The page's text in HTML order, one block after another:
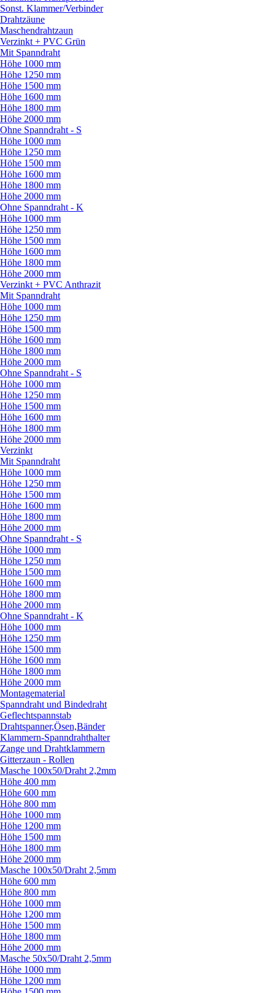
Sonst. Klammer/Verbinder
Drahtzäune
Maschendrahtzaun
Verzinkt + PVC Grün
Mit Spanndraht
Höhe 1000 mm
Höhe 1250 mm
Höhe 1500 mm
Höhe 1600 mm
Höhe 1800 mm
Höhe 2000 mm
Ohne Spanndraht - S
Höhe 1000 mm
Höhe 1250 mm
Höhe 1500 mm
Höhe 1600 mm
Höhe 1800 mm
Höhe 2000 mm
Ohne Spanndraht - K
Höhe 1000 mm
Höhe 1250 mm
Höhe 1500 mm
Höhe 1600 mm
Höhe 1800 mm
Höhe 2000 mm
Verzinkt + PVC Anthrazit
Mit Spanndraht
Höhe 1000 mm
Höhe 1250 mm
Höhe 1500 mm
Höhe 1600 mm
Höhe 1800 mm
Höhe 2000 mm
Ohne Spanndraht - S
Höhe 1000 mm
Höhe 1250 mm
Höhe 1500 mm
Höhe 1600 mm
Höhe 1800 mm
Höhe 2000 mm
Verzinkt
Mit Spanndraht
Höhe 1000 mm
Höhe 1250 mm
Höhe 1500 mm
Höhe 1600 mm
Höhe 1800 mm
Höhe 2000 mm
Ohne Spanndraht - S
Höhe 1000 mm
Höhe 1250 mm
Höhe 1500 mm
Höhe 1600 mm
Höhe 1800 mm
Höhe 2000 mm
Ohne Spanndraht - K
Höhe 1000 mm
Höhe 1250 mm
Höhe 1500 mm
Höhe 1600 mm
Höhe 1800 mm
Höhe 2000 mm
Montagematerial
Spanndraht und Bindedraht
Geflechtspannstab
Drahtspanner,Ösen,Bänder
Klammern-Spanndrahthalter
Zange und Drahtklammern
Gitterzaun - Rollen
Masche 100x50/Draht 2,2mm
Höhe 400 mm
Höhe 600 mm
Höhe 800 mm
Höhe 1000 mm
Höhe 1200 mm
Höhe 1500 mm
Höhe 1800 mm
Höhe 2000 mm
Masche 100x50/Draht 2,5mm
Höhe 600 mm
Höhe 800 mm
Höhe 1000 mm
Höhe 1200 mm
Höhe 1500 mm
Höhe 1800 mm
Höhe 2000 mm
Masche 50x50/Draht 2,5mm
Höhe 1000 mm
Höhe 1200 mm